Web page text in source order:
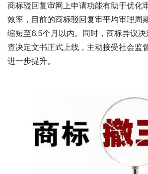
商标驳回复审网上申请功能有助于优化
效率，目前的商标驳回复审平均审理周
缩短至6.5个月以内。同时，商标异议
查决定文书正式上线，主动接受社会监
进一步提升。